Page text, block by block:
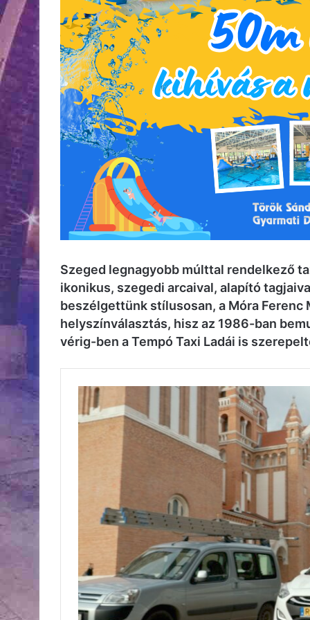
Szeged legnagyobb múlttal rendelkező
ikonikus, szegedi arcaival, alapító
beszélgettünk stílusosan, a Móra Ferenc
helyszínválasztás, hisz az 1986-ban
vérig-ben a Tempó Taxi Ladái is